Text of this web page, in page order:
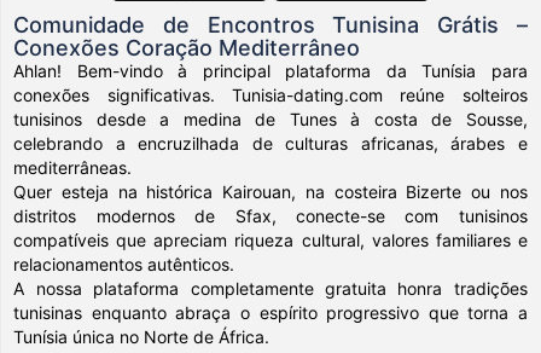
Comunidade de Encontros Tunisina Grátis –
Conexões Coração Mediterrâneo
Ahlan! Bem-vindo à principal plataforma da Tunísia para
conexões significativas. Tunisia-dating.com reúne solteiros
tunisinos desde a medina de Tunes à costa de Sousse,
celebrando a encruzilhada de culturas africanas, árabes e
mediterrâneas.
Quer esteja na histórica Kairouan, na costeira Bizerte ou nos
distritos modernos de Sfax, conecte-se com tunisinos
compatíveis que apreciam riqueza cultural, valores familiares e
relacionamentos autênticos.
A nossa plataforma completamente gratuita honra tradições
tunisinas enquanto abraça o espírito progressivo que torna a
Tunísia única no Norte de África.